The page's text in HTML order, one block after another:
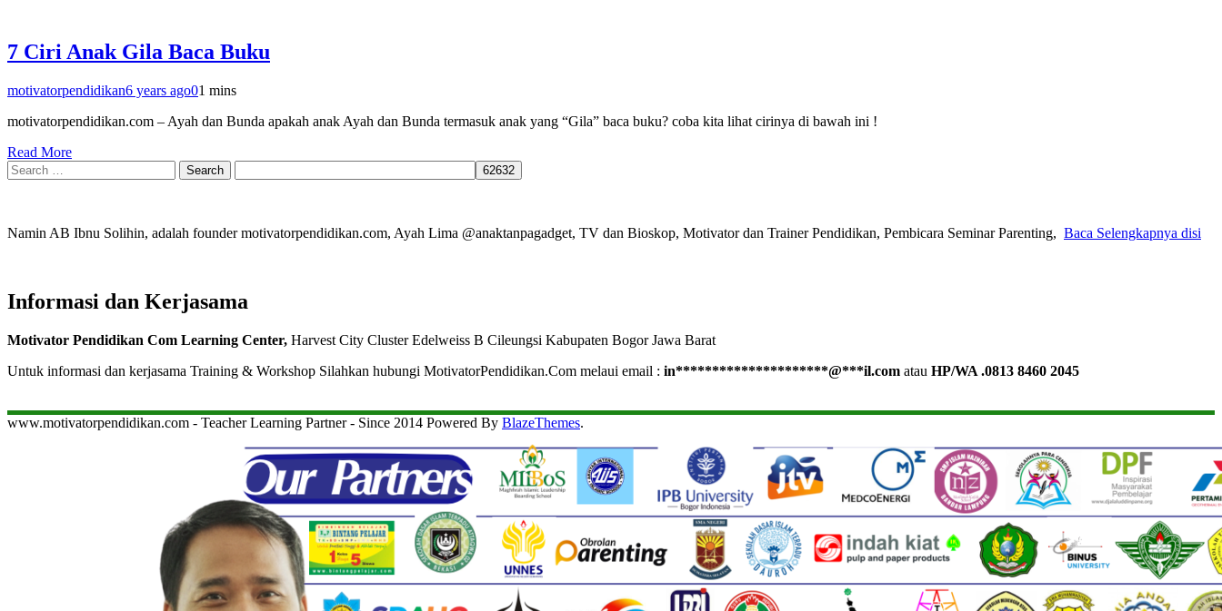
7 Ciri Anak Gila Baca Buku
motivatorpendidikan6 years ago01 mins
motivatorpendidikan.com – Ayah dan Bunda apakah anak Ayah dan Bunda termasuk anak yang “Gila” baca buku? coba kita lihat cirinya di bawah ini !
Read More
Search
for:
Namin AB Ibnu Solihin, adalah founder motivatorpendidikan.com, Ayah Lima @anaktanpagadget, TV dan Bioskop, Motivator dan Trainer Pendidikan, Pembicara Seminar Parenting, Baca Selengkapnya disi
Informasi dan Kerjasama
Motivator Pendidikan Com Learning Center, Harvest City Cluster Edelweiss B Cileungsi Kabupaten Bogor Jawa Barat
Untuk informasi dan kerjasama Training & Workshop Silahkan hubungi MotivatorPendidikan.Com melaui email : in*********************@***il.com atau HP/WA .0813 8460 2045
www.motivatorpendidikan.com - Teacher Learning Partner - Since 2014 Powered By BlazeThemes.